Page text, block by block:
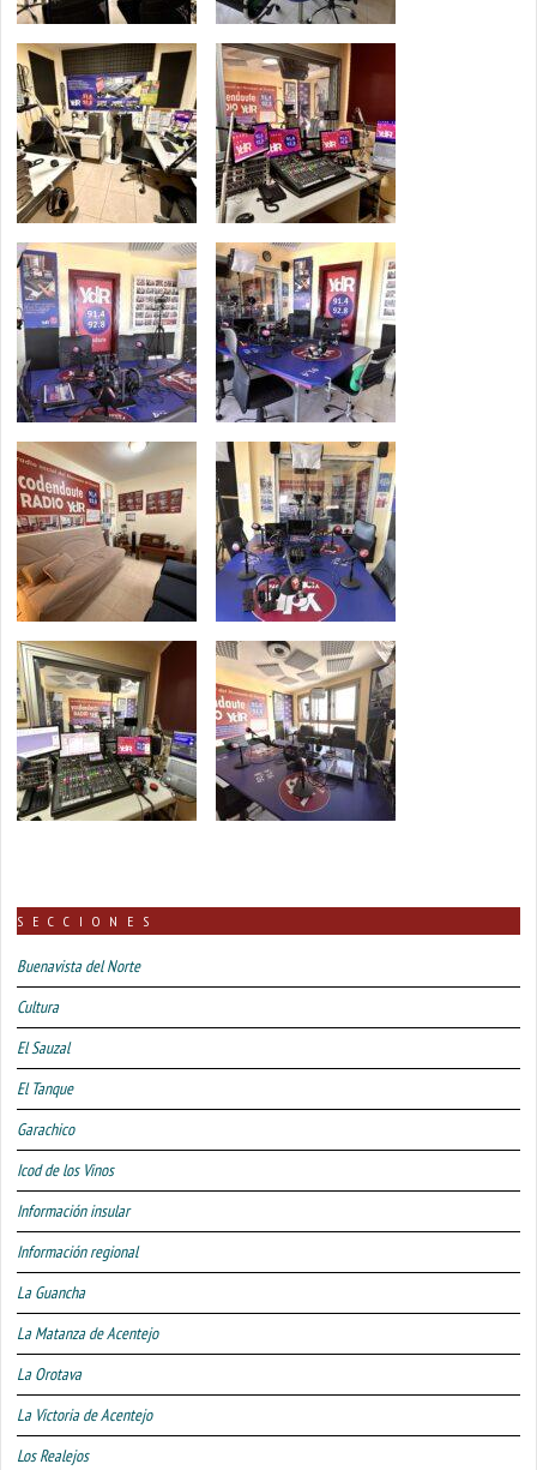
SECCIONES
Buenavista del Norte
Cultura
El Sauzal
El Tanque
Garachico
Icod de los Vinos
Información insular
Información regional
La Guancha
La Matanza de Acentejo
La Orotava
La Victoria de Acentejo
Los Realejos